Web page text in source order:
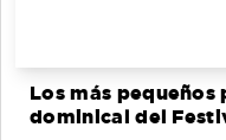
Los más
dominical del